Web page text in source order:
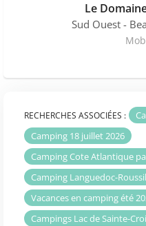
Le
Sud Ouest -
RECHERCHES ASSOCIÉES :
Camping 18 juillet 2026
Camping Cote Atlantique
Camping Languedoc-
Vacances en camping été
Campings Lac de Sainte-